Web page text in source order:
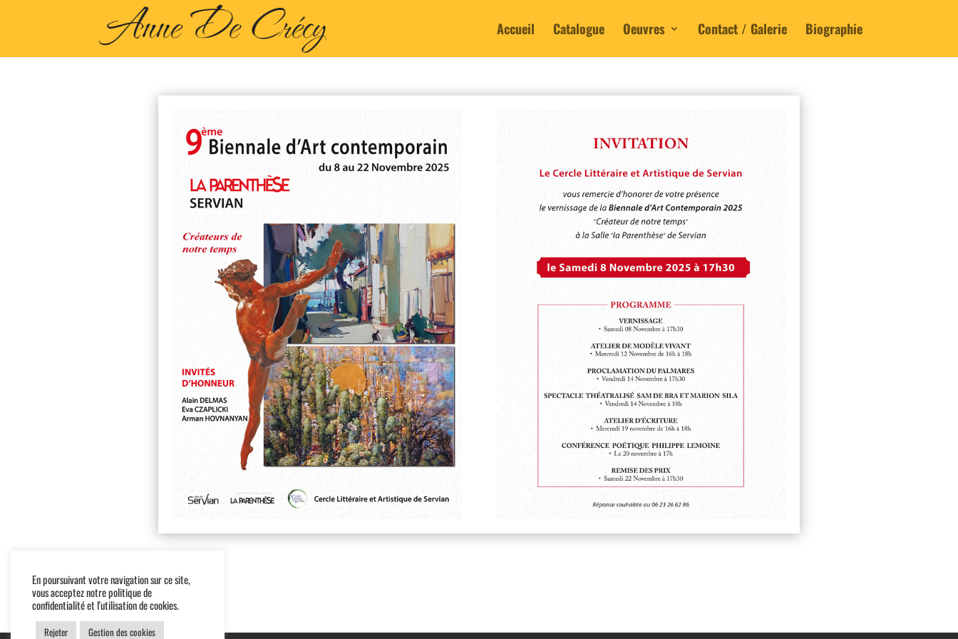
Accueil Catalogue Oeuvres Contact / Galerie Biographie
En poursuivant votre navigation sur ce site,
vous acceptez notre politique de
confidentialité et l'utilisation de cookies.
Rejeter Gestion des cookies